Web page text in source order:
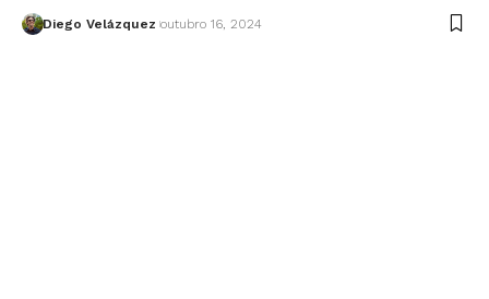
Diego Velázquez outubro 16, 2024